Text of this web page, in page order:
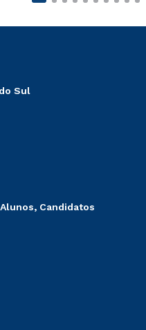
Sul
Candidatos